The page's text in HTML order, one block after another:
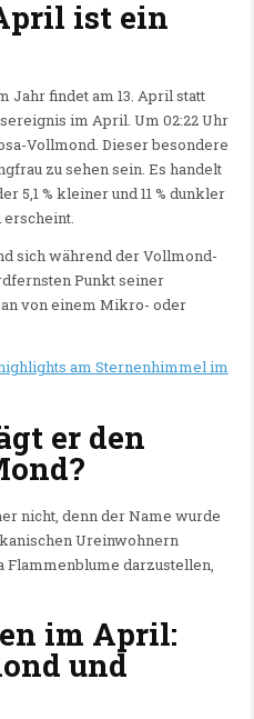
ist ein
Jahr findet am 13. April statt
im April. Um 02:22 Uhr
Vollmond. Dieser besondere
zu sehen sein. Es handelt
5,1 % kleiner und 11 % dunkler
sich während der Vollmond-
Punkt seiner
von einem Mikro- oder
am Sternenhimmel im
er den
nicht, denn der Name wurde
Ureinwohnern
Flammenblume darzustellen,
im April:
und